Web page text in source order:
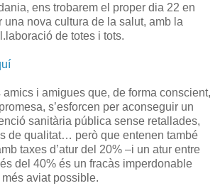
ens trobarem el proper dia 22 en
una nova cultura de la salut, amb la
de totes i tots.
i amigues que, de forma conscient,
s’esforcen per aconseguir un
sanitària pública sense retallades,
de qualitat… però que entenen també
taxes d’atur del 20% –i un atur entre
del 40% és un fracàs imperdonable
aviat possible.